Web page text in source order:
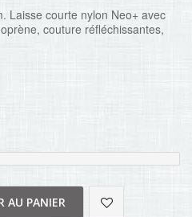
Laisse courte nylon Neo+ avec
couture réfléchissantes,
AU PANIER